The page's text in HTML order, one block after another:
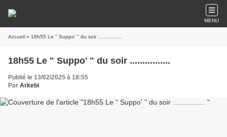
MENU
Accueil » 18h55 Le " Suppo' " du soir ................
18h55 Le " Suppo' " du soir ................
Publié le 13/02/2025 à 18:55
Par Arkebi